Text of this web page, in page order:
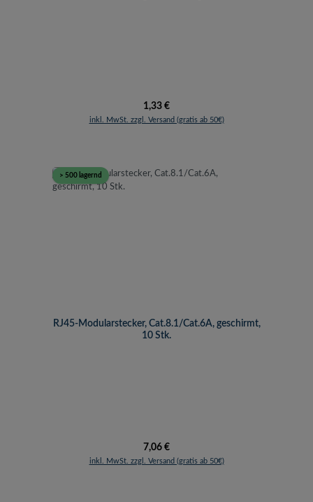
Regulärer Preis:
1,33 €
inkl. MwSt. zzgl. Versand (gratis ab 50€)
> 500 lagernd
RJ45-Modularstecker, Cat.8.1/Cat.6A, geschirmt,
10 Stk.
Regulärer Preis:
7,06 €
inkl. MwSt. zzgl. Versand (gratis ab 50€)